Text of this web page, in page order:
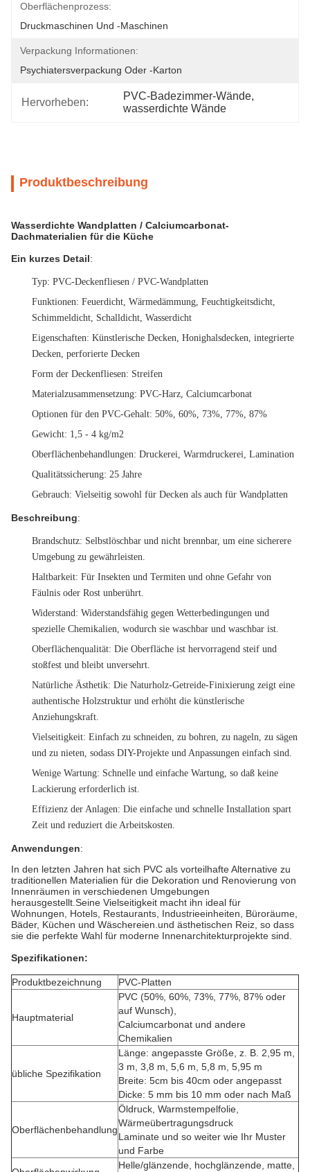
Oberflächenprozess:
Druckmaschinen Und -maschinen
Verpackung Informationen:
Psychiatersverpackung Oder -karton
Hervorheben:
PVC-Badezimmer-Wände,
wasserdichte Wände
Produktbeschreibung
Wasserdichte Wandplatten / Calciumcarbonat-
Dachmaterialien für die Küche
Ein kurzes Detail:
Typ: PVC-Deckenfliesen / PVC-Wandplatten
Funktionen: Feuerdicht, Wärmedämmung, Feuchtigkeitsdicht,
Schimmeldicht, Schalldicht, Wasserdicht
Eigenschaften: Künstlerische Decken, Honighalsdecken, integrierte
Decken, perforierte Decken
Form der Deckenfliesen: Streifen
Materialzusammensetzung: PVC-Harz, Calciumcarbonat
Optionen für den PVC-Gehalt: 50%, 60%, 73%, 77%, 87%
Gewicht: 1,5 - 4 kg/m2
Oberflächenbehandlungen: Druckerei, Warmdruckerei, Lamination
Qualitätssicherung: 25 Jahre
Gebrauch: Vielseitig sowohl für Decken als auch für Wandplatten
Beschreibung:
Brandschutz: Selbstlöschbar und nicht brennbar, um eine sicherere
Umgebung zu gewährleisten.
Haltbarkeit: Für Insekten und Termiten und ohne Gefahr von
Fäulnis oder Rost unberührt.
Widerstand: Widerstandsfähig gegen Wetterbedingungen und
spezielle Chemikalien, wodurch sie waschbar und waschbar ist.
Oberflächenqualität: Die Oberfläche ist hervorragend steif und
stoßfest und bleibt unversehrt.
Natürliche Ästhetik: Die Naturholz-Getreide-Finixierung zeigt eine
authentische Holzstruktur und erhöht die künstlerische
Anziehungskraft.
Vielseitigkeit: Einfach zu schneiden, zu bohren, zu nageln, zu sägen
und zu nieten, sodass DIY-Projekte und Anpassungen einfach sind.
Wenige Wartung: Schnelle und einfache Wartung, so daß keine
Lackierung erforderlich ist.
Effizienz der Anlagen: Die einfache und schnelle Installation spart
Zeit und reduziert die Arbeitskosten.
Anwendungen:
In den letzten Jahren hat sich PVC als vorteilhafte Alternative zu
traditionellen Materialien für die Dekoration und Renovierung von
Innenräumen in verschiedenen Umgebungen
herausgestellt.Seine Vielseitigkeit macht ihn ideal für
Wohnungen, Hotels, Restaurants, Industrieeinheiten, Büroräume,
Bäder, Küchen und Wäschereien.und ästhetischen Reiz, so dass
sie die perfekte Wahl für moderne Innenarchitekturprojekte sind.
Spezifikationen:
Produktbezeichnung PVC-Platten
Hauptmaterial
PVC (50%, 60%, 73%, 77%, 87% oder
auf Wunsch),
Calciumcarbonat und andere
Chemikalien
übliche Spezifikation
Länge: angepasste Größe, z. B. 2,95 m,
3 m, 3,8 m, 5,6 m, 5,8 m, 5,95 m
Breite: 5cm bis 40cm oder angepasst
Dicke: 5 mm bis 10 mm oder nach Maß
Oberflächenbehandlung
Öldruck, Warmstempelfolie,
Wärmeübertragungsdruck
Laminate und so weiter wie Ihr Muster
und Farbe
Helle/glänzende, hochglänzende, matte,